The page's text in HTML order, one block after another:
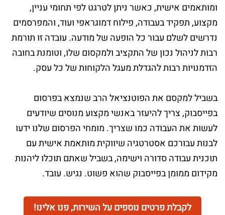
ומותאמים אישית, כאשר ניתן לטרגט לפי תחומי עניין,
מקצוע, תפקיד בעבודה, פילוח דמוגראפי ועוד, והמפרסמים
נדרשים לשלם עבור כל הופעה של מודעה. עובדה זו תורמת
רבות לניהול נכון של התקציב ולמקסום שלו, וטומנת בחובה
הזדמנויות רבות להגדלת מעגל הלקוחות של כל עסק.
בשביל למקסם את הפוטנציאל הרב שנמצא בפרסום
בפייסבוק, צריך להיעזר באנשי מקצוע מנוסים שיודעים
לעשות את העבודה כמו שצריך. מומחי הפרסום שלנו ידעו
לבנות עבורכם אסטרטגיה שיווקית מותאמת אישית עם
תוכנית עבודה סדורה וישימה, בשביל שאתם תוכלו ליהנות
מקידום ממומן בפייסבוק שהוא פשוט. נגיש. עובד.
לקבלת פרטים נוספים על השירות, פנו אלינו!